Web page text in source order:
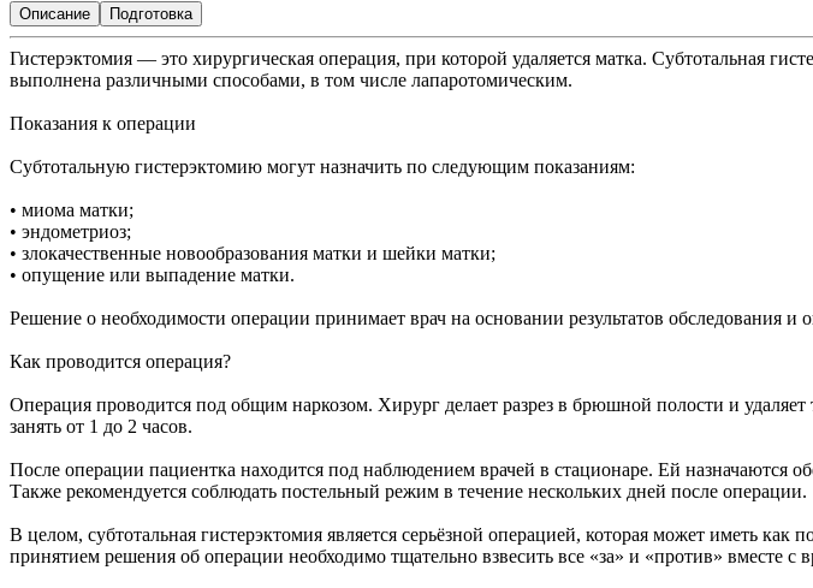
Описание Подготовка
Гистерэктомия — это хирургическая операция, при которой удаляется матка. Субтотальная
выполнена различными способами, в том числе лапаротомическим.
Показания к операции
Субтотальную гистерэктомию могут назначить по следующим показаниям:
• миома матки;
• эндометриоз;
• злокачественные новообразования матки и шейки матки;
• опущение или выпадение матки.
Решение о необходимости операции принимает врач на основании результатов обследования и
Как проводится операция?
Операция проводится под общим наркозом. Хирург делает разрез в брюшной полости и
занять от 1 до 2 часов.
После операции пациентка находится под наблюдением врачей в стационаре. Ей
Также рекомендуется соблюдать постельный режим в течение нескольких дней после операции.
В целом, субтотальная гистерэктомия является серьёзной операцией, которая может иметь
принятием решения об операции необходимо тщательно взвесить все «за» и «против» вместе с